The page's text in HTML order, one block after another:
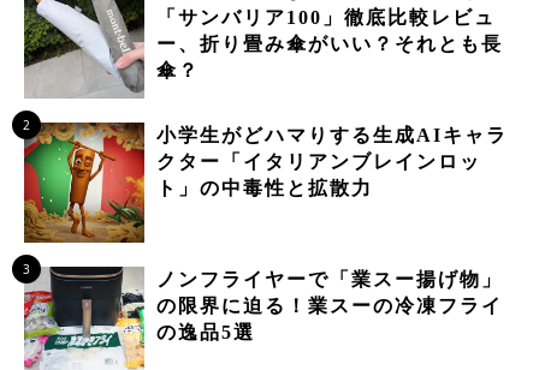
「サンバリア100」徹底比較レビュ
ー、折り畳み傘がいい？それとも長
傘？
2
小学生がどハマりする生成AIキャラ
クター「イタリアンブレインロッ
ト」の中毒性と拡散力
3
ノンフライヤーで「業スー揚げ物」
の限界に迫る！業スーの冷凍フライ
の逸品5選